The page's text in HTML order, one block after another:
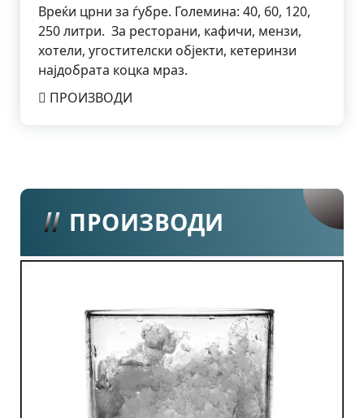
Вреќи црни за ѓубре. Големина: 40, 60, 120,
250 литри. За ресторани, кафичи, мензи,
хотели, угостителски објекти, кетеринзи
најдобрата коцка мраз.
ПРОИЗВОДИ
ПРОИЗВОДИ